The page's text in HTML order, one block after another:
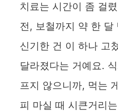
치료는 시간이 좀 걸
전, 보철까지 약 한 달
신기한 건 이 하나 고
달라졌다는 거예요.
프지 않으니까, 먹는
피 마실 때 시큰거리